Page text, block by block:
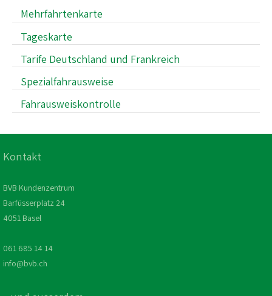
Mehrfahrtenkarte
Tageskarte
Tarife Deutschland und Frankreich
Spezialfahrausweise
Fahrausweiskontrolle
Kontakt
BVB Kundenzentrum
Barfüsserplatz 24
4051 Basel
061 685 14 14
info@bvb.ch